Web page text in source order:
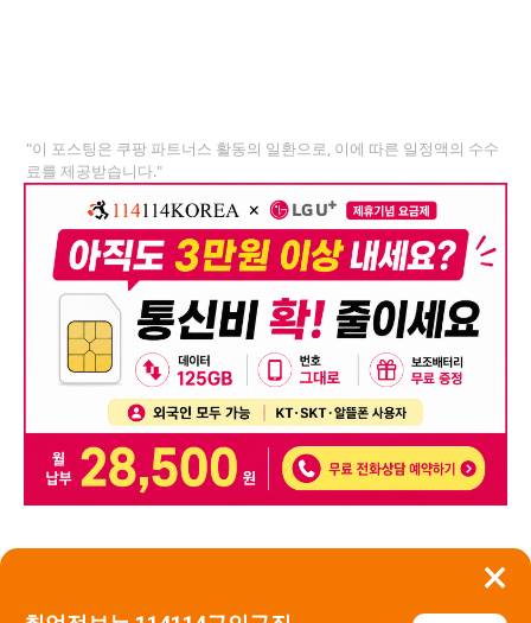
×
"이 포스팅은 쿠팡 파트너스 활동의 일환으로, 이에 따른 일정액의 수수
료를 제공받습니다."